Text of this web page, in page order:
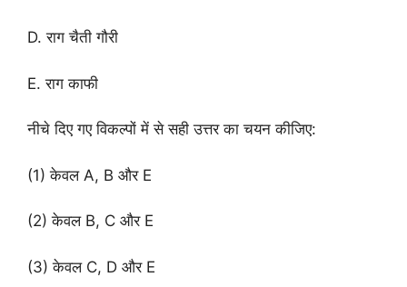
D. राग चैती गौरी
E. राग काफी
नीचे दिए गए विकल्पों में से सही उत्तर का चयन कीजिए:
(1) केवल A, B और E
(2) केवल B, C और E
(3) केवल C, D और E